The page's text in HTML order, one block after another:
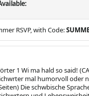
RSVP, with Code:
1 Wi ma hald so said!
mal humorvoll oder
Die schwbische